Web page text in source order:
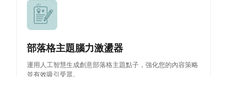
部落格主題腦力激盪器
運用人工智慧生成創意部落格主題點子，強化您的內容策略
並有效吸引受眾。